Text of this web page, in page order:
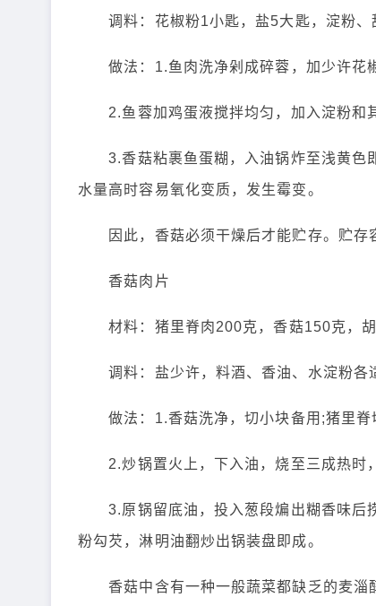
调料：花椒粉1小匙，盐5大匙，淀粉、
做法：1.鱼肉洗净剁成碎蓉，加少许花椒
2.鱼蓉加鸡蛋液搅拌均匀，加入淀粉和其
3.香菇粘裹鱼蛋糊，入油锅炸至浅黄色
水量高时容易氧化变质，发生霉变。
因此，香菇必须干燥后才能贮存。贮存
香菇肉片
材料：猪里脊肉200克，香菇150克，胡
调料：盐少许，料酒、香油、水淀粉各
做法：1.香菇洗净，切小块备用;猪里脊
2.炒锅置火上，下入油，烧至三成热时，
3.原锅留底油，投入葱段煸出糊香味后
粉勾芡，淋明油翻炒出锅装盘即成。
香菇中含有一种一般蔬菜都缺乏的麦淄